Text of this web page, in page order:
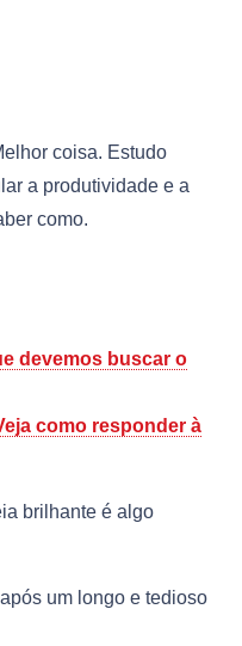
coisa. Estudo
a produtividade e a
como.
devemos buscar o
como responder à
brilhante é algo
um longo e tedioso